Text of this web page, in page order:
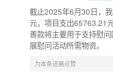
截止2025年6月30日，
元，项目支出65763.21
善款将主要用于支持慰
展慰问活动所需物资。
为本条进展点赞